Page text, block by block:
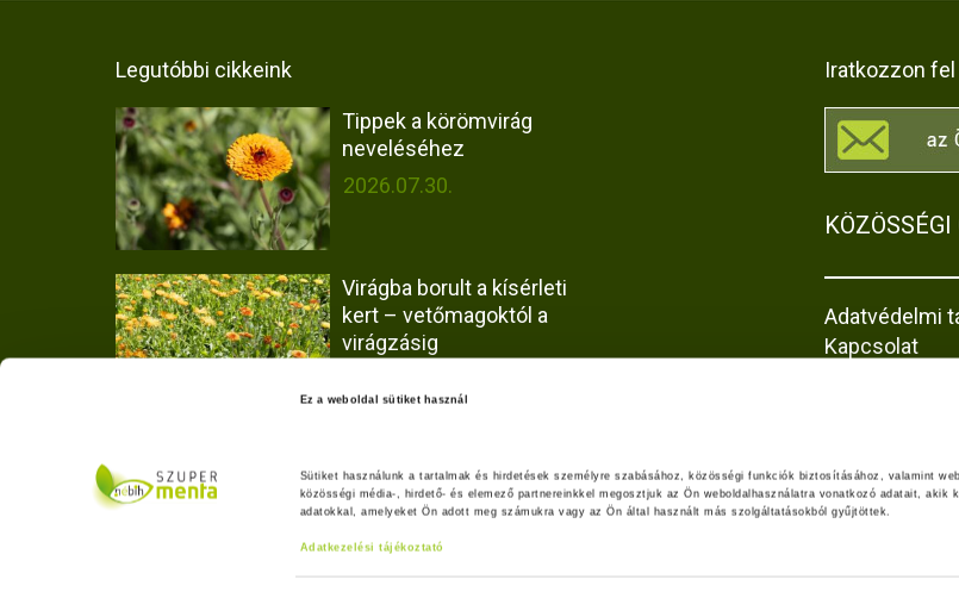
Ez a weboldal sütiket használ
Sütiket használunk a tartalmak és hirdetések személyre szabásához, közösségi funkciók biztosításához, valamint
közösségi média-, hirdető- és elemező partnereinkkel megosztjuk az Ön weboldalhasználatra vonatkozó adatait, akik
adatokkal, amelyeket Ön adott meg számukra vagy az Ön által használt más szolgáltatásokból gyűjtöttek.
Adatkezelési tájékoztató
Legutóbbi cikkeink
Tippek a körömvirág
neveléséhez
2026.07.30.
Virágba borult a kísérleti
kert – vetőmagoktól a
virágzásig
Olaszrizling borok fajta-
eredetét?
2026.06.25.
Iratkozzon
Adatvédelmi
Kapcsolat